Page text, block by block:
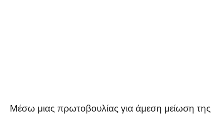
Μέσω μιας πρωτοβουλίας για άμεση μείωση της